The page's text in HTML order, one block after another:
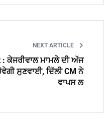
NEXT ARTICLE
ਕੇਜਰੀਵਾਲ ਮਾਮਲੇ ਦੀ ਅੱਜ
ਸੁਣਵਾਈ, ਦਿੱਲੀ CM ਨੇ
ਵਾਪਸ ਲ